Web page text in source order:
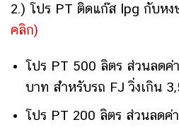
2.) โปร PT ติดแก๊ส lpg กับห
คลิก)
โปร PT 500 ลิตร ส่วนลดค่
บาท สำหรับรถ FJ วิ่งเกิน
โปร PT 200 ลิตร ส่วนลดค่